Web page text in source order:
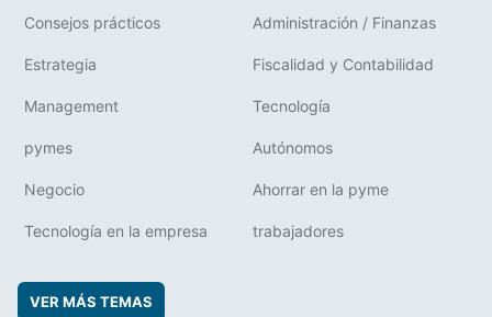
Consejos prácticos Administración / Finanzas
Estrategia Fiscalidad y Contabilidad
Management Tecnología
pymes Autónomos
Negocio Ahorrar en la pyme
Tecnología en la empresa trabajadores
VER MÁS TEMAS